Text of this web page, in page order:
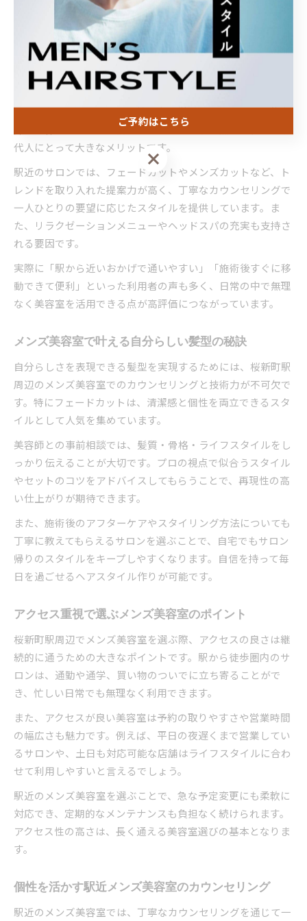
ポイントです。自分の生活リズムに合うサロンを選ぶこと
で、長く安心して通える美容室に出会うことができます。
駅近のメンズ美容室が支持される理由とは
桜新町駅近くのメンズ美容室が多くの男性に選ばれる理由に
は、アクセスの良さと高い技術力が挙げられます。特に仕事
帰りや休日のお出かけ前後に立ち寄りやすい点は、忙しい現
代人にとって大きなメリットです。
駅近のサロンでは、フェードカットやメンズカットなど、ト
レンドを取り入れた提案力が高く、丁寧なカウンセリングで
一人ひとりの要望に応じたスタイルを提供しています。ま
た、リラクゼーションメニューやヘッドスパの充実も支持さ
れる要因です。
実際に「駅から近いおかげで通いやすい」「施術後すぐに移
動できて便利」といった利用者の声も多く、日常の中で無理
なく美容室を活用できる点が高評価につながっています。
メンズ美容室で叶える自分らしい髪型の秘訣
自分らしさを表現できる髪型を実現するためには、桜新町駅
周辺のメンズ美容室でのカウンセリングと技術力が不可欠で
す。特にフェードカットは、清潔感と個性を両立できるスタ
イルとして人気を集めています。
美容師との事前相談では、髪質・骨格・ライフスタイルをし
っかり伝えることが大切です。プロの視点で似合うスタイル
やセットのコツをアドバイスしてもらうことで、再現性の高
い仕上がりが期待できます。
また、施術後のアフターケアやスタイリング方法についても
丁寧に教えてもらえるサロンを選ぶことで、自宅でもサロン
帰りのスタイルをキープしやすくなります。自信を持って毎
日を過ごせるヘアスタイル作りが可能です。
アクセス重視で選ぶメンズ美容室のポイント
桜新町駅周辺でメンズ美容室を選ぶ際、アクセスの良さは継
続的に通うための大きなポイントです。駅から徒歩圏内のサ
ロンは、通勤や通学、買い物のついでに立ち寄ることがで
き、忙しい日常でも無理なく利用できます。
また、アクセスが良い美容室は予約の取りやすさや営業時間
の幅広さも魅力です。例えば、平日の夜遅くまで営業してい
るサロンや、土日も対応可能な店舗はライフスタイルに合わ
せて利用しやすいと言えるでしょう。
駅近のメンズ美容室を選ぶことで、急な予定変更にも柔軟に
対応でき、定期的なメンテナンスも負担なく続けられます。
アクセス性の高さは、長く通える美容室選びの基本となりま
す。
個性を活かす駅近メンズ美容室のカウンセリング
駅近のメンズ美容室では、丁寧なカウンセリングを通じて一
ご予約はこちら
ご予約はこちら